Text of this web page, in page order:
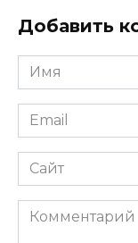
Добавить
Имя
*
Email
*
Сайт
Комментарий